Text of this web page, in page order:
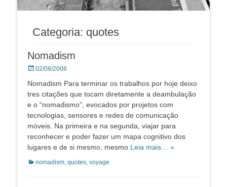
Categoria: quotes
Nomadism
Posted
02/08/2008
Nomadism Para terminar os trabalhos por hoje deixo
tres citações que tocam diretamente a deambulação
e o “nomadismo”, evocados por projetos com
tecnologias, sensores e redes de comunicação
móveis. Na primeira e na segunda, viajar para
reconhecer e poder fazer um mapa cognitivo dos
lugares e de si mesmo, mesmo Leia mais… »
Categorias:
nomadism quotes voyage